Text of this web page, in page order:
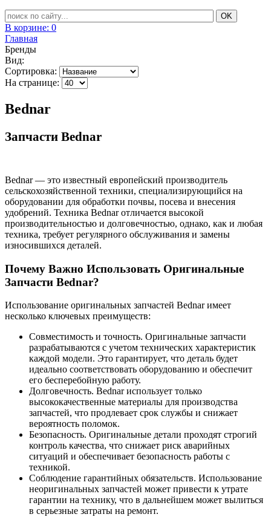
В корзине: 0
Главная
Бренды
Вид:
Сортировка:
На странице:
Bednar
Запчасти Bednar
Bednar — это известный европейский производитель
сельскохозяйственной техники, специализирующийся на
оборудовании для обработки почвы, посева и внесения
удобрений. Техника Bednar отличается высокой
производительностью и долговечностью, однако, как и любая
техника, требует регулярного обслуживания и замены
износившихся деталей.
Почему Важно Использовать Оригинальные
Запчасти Bednar?
Использование оригинальных запчастей Bednar имеет
несколько ключевых преимуществ:
Совместимость и точность. Оригинальные запчасти
разрабатываются с учетом технических характеристик
каждой модели. Это гарантирует, что деталь будет
идеально соответствовать оборудованию и обеспечит
его бесперебойную работу.
Долговечность. Bednar использует только
высококачественные материалы для производства
запчастей, что продлевает срок службы и снижает
вероятность поломок.
Безопасность. Оригинальные детали проходят строгий
контроль качества, что снижает риск аварийных
ситуаций и обеспечивает безопасность работы с
техникой.
Соблюдение гарантийных обязательств. Использование
неоригинальных запчастей может привести к утрате
гарантии на технику, что в дальнейшем может вылиться
в серьезные затраты на ремонт.